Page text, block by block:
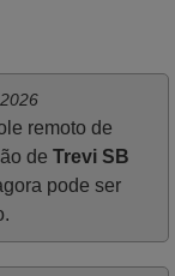
100%. Obrigado
Manuel,
PORTUGAL
Abril 2025
remoto de
de Trevi SB
pode ser